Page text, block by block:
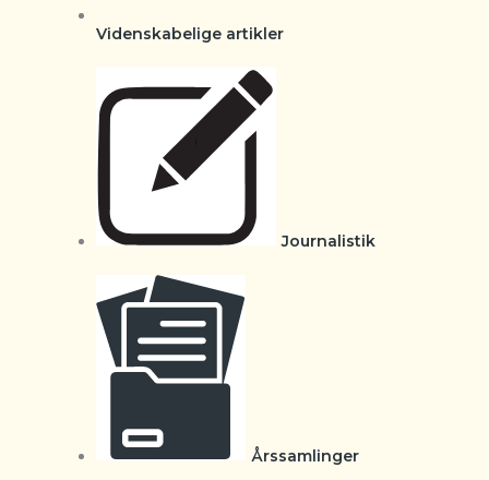
Videnskabelige artikler
Journalistik
Årssamlinger